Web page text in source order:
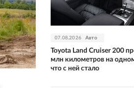
07.08.2026 Авто
Toyota Land Cruiser 200
млн километров на
что с ней стало